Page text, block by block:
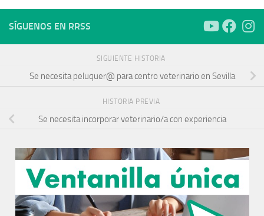
SÍGUENOS EN RRSS
SIGUIENTE HISTORIA
Se necesita peluquer@ para centro veterinario en Sevilla
HISTORIA PREVIA
Se necesita incorporar veterinario/a con experiencia